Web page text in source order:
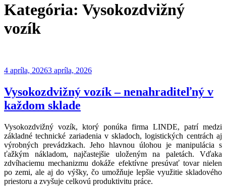
Kategória: Vysokozdvižný
vozík
4 apríla, 20263 apríla, 2026
Vysokozdvižný vozík – nenahraditeľný v
každom sklade
Vysokozdvižný vozík, ktorý ponúka firma LINDE, patrí medzi
základné technické zariadenia v skladoch, logistických centrách aj
výrobných prevádzkach. Jeho hlavnou úlohou je manipulácia s
ťažkým nákladom, najčastejšie uloženým na paletách. Vďaka
zdvíhaciemu mechanizmu dokáže efektívne presúvať tovar nielen
po zemi, ale aj do výšky, čo umožňuje lepšie využitie skladového
priestoru a zvyšuje celkovú produktivitu práce.